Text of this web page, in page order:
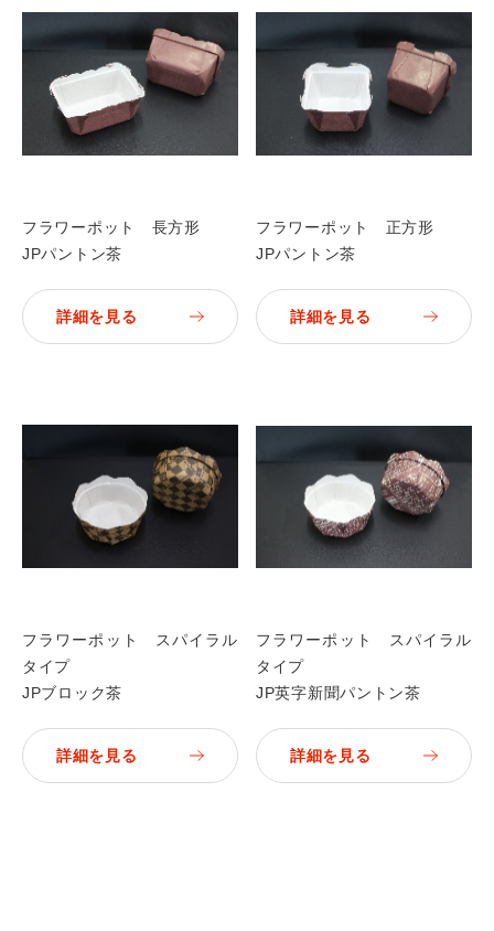
フラワーポット 長方形
JPパントン茶
詳細を見る
フラワーポット 正方形
JPパントン茶
詳細を見る
フラワーポット スパイラル
タイプ
JPブロック茶
詳細を見る
フラワーポット スパイラル
タイプ
JP英字新聞パントン茶
詳細を見る